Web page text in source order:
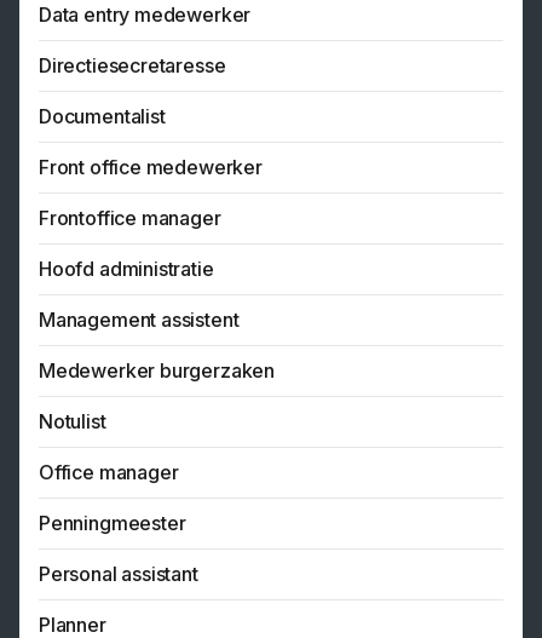
Data entry medewerker
Directiesecretaresse
Documentalist
Front office medewerker
Frontoffice manager
Hoofd administratie
Management assistent
Medewerker burgerzaken
Notulist
Office manager
Penningmeester
Personal assistant
Planner